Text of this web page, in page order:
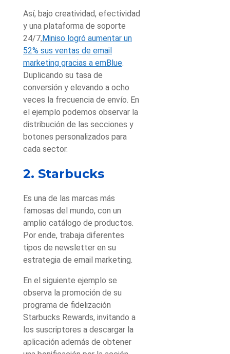
Así, bajo creatividad, efectividad
y una plataforma de soporte
24/7,Miniso logró aumentar un
52% sus ventas de email
marketing gracias a emBlue.
Duplicando su tasa de
conversión y elevando a ocho
veces la frecuencia de envío. En
el ejemplo podemos observar la
distribución de las secciones y
botones personalizados para
cada sector.
2. Starbucks
Es una de las marcas más
famosas del mundo, con un
amplio catálogo de productos.
Por ende, trabaja diferentes
tipos de newsletter en su
estrategia de email marketing.
En el siguiente ejemplo se
observa la promoción de su
programa de fidelización
Starbucks Rewards, invitando a
los suscriptores a descargar la
aplicación además de obtener